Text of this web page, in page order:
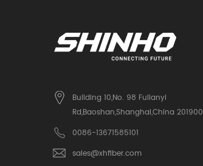
Building 10,No. 98 Fulianyi
Rd,Baoshan,Shanghai,China 201900
0086-13671585101
sales@xhfiber.com